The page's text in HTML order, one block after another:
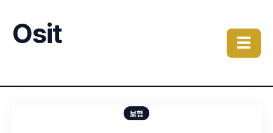
Osit ☰
보험